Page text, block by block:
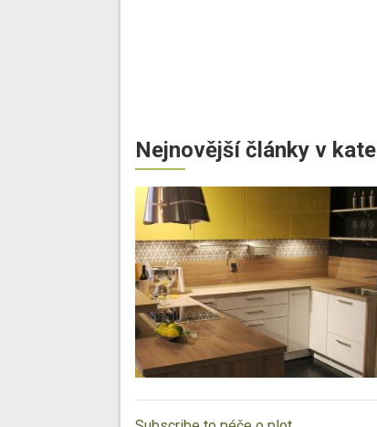
Nejnovější články v